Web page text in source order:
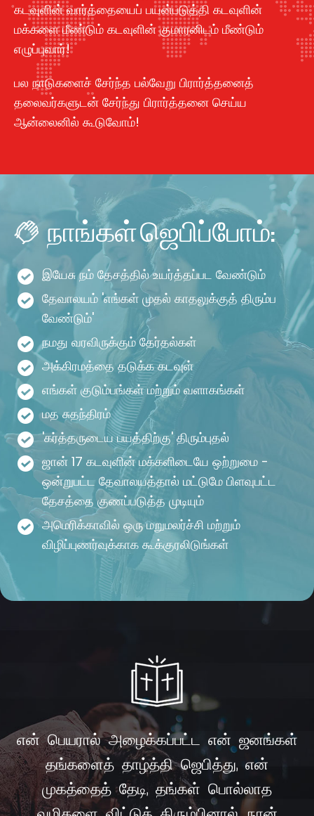
கடவுளின் வார்த்தையைப் பயன்படுத்தி கடவுளின்
மக்களை மீண்டும் கடவுளின் குமாரனிடம் மீண்டும்
எழுப்புவார்!
பல நாடுகளைச் சேர்ந்த பல்வேறு பிரார்த்தனைத்
தலைவர்களுடன் சேர்ந்து பிரார்த்தனை செய்ய
ஆன்லைனில் கூடுவோம்!
நாங்கள் ஜெபிப்போம்:
இயேசு நம் தேசத்தில் உயர்த்தப்பட வேண்டும்
தேவாலயம் 'எங்கள் முதல் காதலுக்குத் திரும்ப
வேண்டும்'
நமது வரவிருக்கும் தேர்தல்கள்
அக்கிரமத்தை தடுக்க கடவுள்
எங்கள் குடும்பங்கள் மற்றும் வளாகங்கள்
மத சுதந்திரம்
'கர்த்தருடைய பயத்திற்கு' திரும்புதல்
ஜான் 17 கடவுளின் மக்களிடையே ஒற்றுமை -
ஒன்றுபட்ட தேவாலயத்தால் மட்டுமே பிளவுபட்ட
தேசத்தை குணப்படுத்த முடியும்
அமெரிக்காவில் ஒரு மறுமலர்ச்சி மற்றும்
விழிப்புணர்வுக்காக கூக்குரலிடுங்கள்
என் பெயரால் அழைக்கப்பட்ட என் ஜனங்கள்
தங்களைத் தாழ்த்தி ஜெபித்து, என்
முகத்தைத் தேடி, தங்கள் பொல்லாத